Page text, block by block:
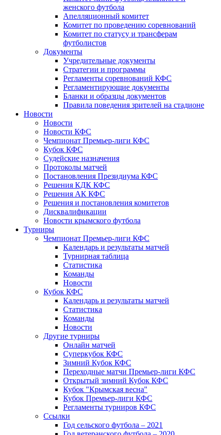
женского футбола
Апелляционный комитет
Комитет по проведению соревнований
Комитет по статусу и трансферам
футболистов
Документы
Учредительные документы
Стратегии и программы
Регламенты соревнований КФС
Регламентирующие документы
Бланки и образцы документов
Правила поведения зрителей на стадионе
Новости
Новости
Новости КФС
Чемпионат Премьер-лиги КФС
Кубок КФС
Судейские назначения
Протоколы матчей
Постановления Президиума КФС
Решения КДК КФС
Решения АК КФС
Решения и постановления комитетов
Дисквалификации
Новости крымского футбола
Турниры
Чемпионат Премьер-лиги КФС
Календарь и результаты матчей
Турнирная таблица
Статистика
Команды
Новости
Кубок КФС
Календарь и результаты матчей
Статистика
Команды
Новости
Другие турниры
Онлайн матчей
Суперкубок КФС
Зимний Кубок КФС
Переходные матчи Премьер-лиги КФС
Открытый зимний Кубок КФС
Кубок "Крымская весна"
Кубок Премьер-лиги КФС
Регламенты турниров КФС
Ссылки
Год сельского футбола – 2021